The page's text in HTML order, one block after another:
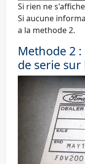
Si rien ne
Si aucune
a la methode 2.
Methode 2
de serie